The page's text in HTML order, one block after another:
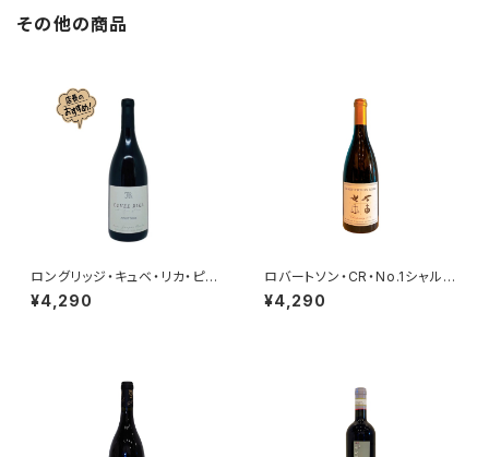
その他の商品
ロングリッジ・キュベ・リカ・ピノ
ノワール 2023
¥4,290
ロバートソン・CR・No.1シャルド
ネ 2024
¥4,290